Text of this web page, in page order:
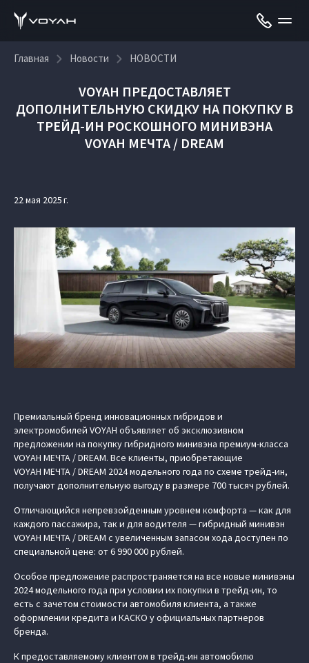
Главная Новости НОВОСТИ
VOYAH ПРЕДОСТАВЛЯЕТ
ДОПОЛНИТЕЛЬНУЮ СКИДКУ НА ПОКУПКУ В
ТРЕЙД-ИН РОСКОШНОГО МИНИВЭНА
VOYAH МЕЧТА / DREAM
22 мая 2025 г.
Премиальный бренд инновационных гибридов и
электромобилей VOYAH объявляет об эксклюзивном
предложении на покупку гибридного минивэна премиум-класса
VOYAH МЕЧТА / DREAM. Все клиенты, приобретающие
VOYAH МЕЧТА / DREAM 2024 модельного года по схеме трейд-ин,
получают дополнительную выгоду в размере 700 тысяч рублей.
Отличающийся непревзойденным уровнем комфорта — как для
каждого пассажира, так и для водителя — гибридный минивэн
VOYAH МЕЧТА / DREAM с увеличенным запасом хода доступен по
специальной цене: от 6 990 000 рублей.
Особое предложение распространяется на все новые минивэны
2024 модельного года при условии их покупки в трейд-ин, то
есть с зачетом стоимости автомобиля клиента, а также
оформлении кредита и КАСКО у официальных партнеров
бренда.
К предоставляемому клиентом в трейд-ин автомобилю